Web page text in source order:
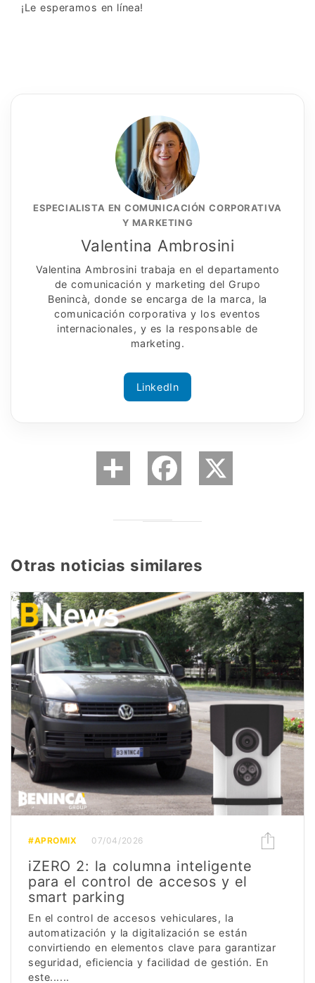
¡Le esperamos en línea!
ESPECIALISTA EN COMUNICACIÓN CORPORATIVA
Y MARKETING
Valentina Ambrosini
Valentina Ambrosini trabaja en el departamento
de comunicación y marketing del Grupo
Benincà, donde se encarga de la marca, la
comunicación corporativa y los eventos
internacionales, y es la responsable de
marketing.
LinkedIn
Otras noticias similares
#APROMIX 07/04/2026
iZERO 2: la columna inteligente
para el control de accesos y el
smart parking
En el control de accesos vehiculares, la
automatización y la digitalización se están
convirtiendo en elementos clave para garantizar
seguridad, eficiencia y facilidad de gestión. En
este......